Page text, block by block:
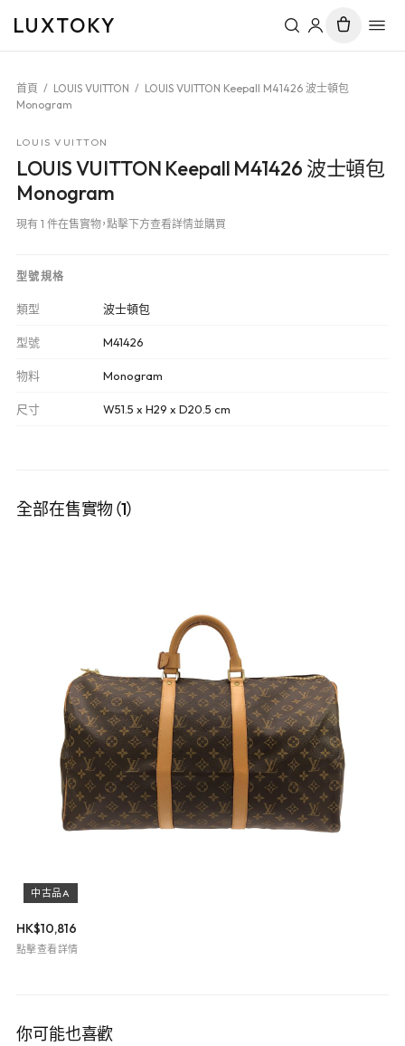
LUXTOKY
首頁 / LOUIS VUITTON / LOUIS VUITTON Keepall M41426 波士頓包
Monogram
LOUIS VUITTON
LOUIS VUITTON Keepall M41426 波士頓包
Monogram
現有 1 件在售實物，點擊下方查看詳情並購買
型號規格
類型 波士頓包
型號 M41426
物料 Monogram
尺寸 W51.5 x H29 x D20.5 cm
全部在售實物（1）
中古品A
HK$10,816
點擊查看詳情
你可能也喜歡